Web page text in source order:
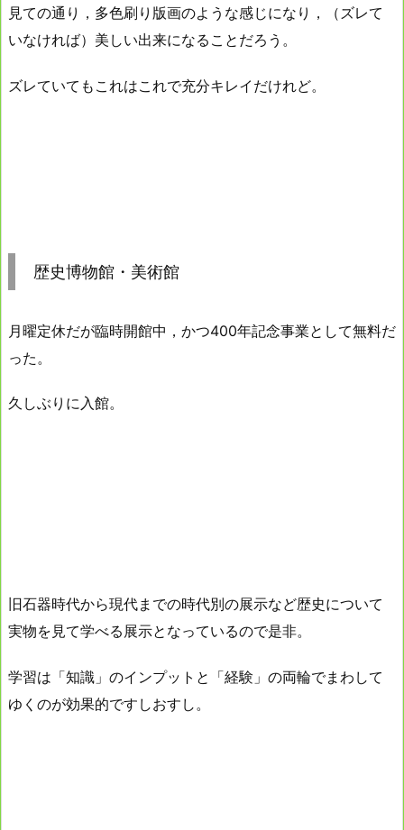
見ての通り，多色刷り版画のような感じになり，（ズレて
いなければ）美しい出来になることだろう。
ズレていてもこれはこれで充分キレイだけれど。
歴史博物館・美術館
月曜定休だが臨時開館中，かつ400年記念事業として無料だ
った。
久しぶりに入館。
旧石器時代から現代までの時代別の展示など歴史について
実物を見て学べる展示となっているので是非。
学習は「知識」のインプットと「経験」の両輪でまわして
ゆくのが効果的ですしおすし。